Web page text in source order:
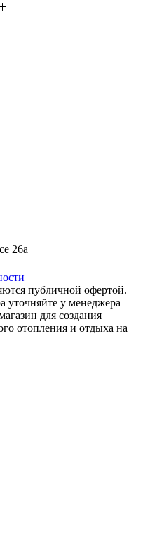
26а
публичной офертой.
уточняйте у менеджера
для создания
отопления и отдыха на